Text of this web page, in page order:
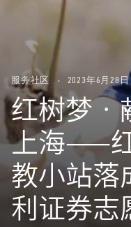
服务社区 2023年6月28日
红树梦 ·
上海——
教小站落
利证券志